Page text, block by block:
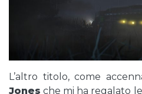
L’altro titolo, come
Jones che mi ha regalato